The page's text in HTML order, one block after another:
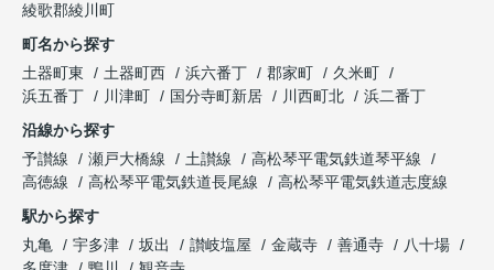
綾歌郡綾川町
町名から探す
土器町東
土器町西 浜六番丁 郡家町
久米町
浜五番丁
川津町 国分寺町新居 川西町北
浜二番丁
沿線から探す
予讃線
瀬戸大橋線 土讃線
高松琴平電気鉄道琴平線
高徳線
高松琴平電気鉄道長尾線
高松琴平電気鉄道志度線
駅から探す
丸亀
宇多津 坂出 讃岐塩屋 金蔵寺 善通寺
八十場